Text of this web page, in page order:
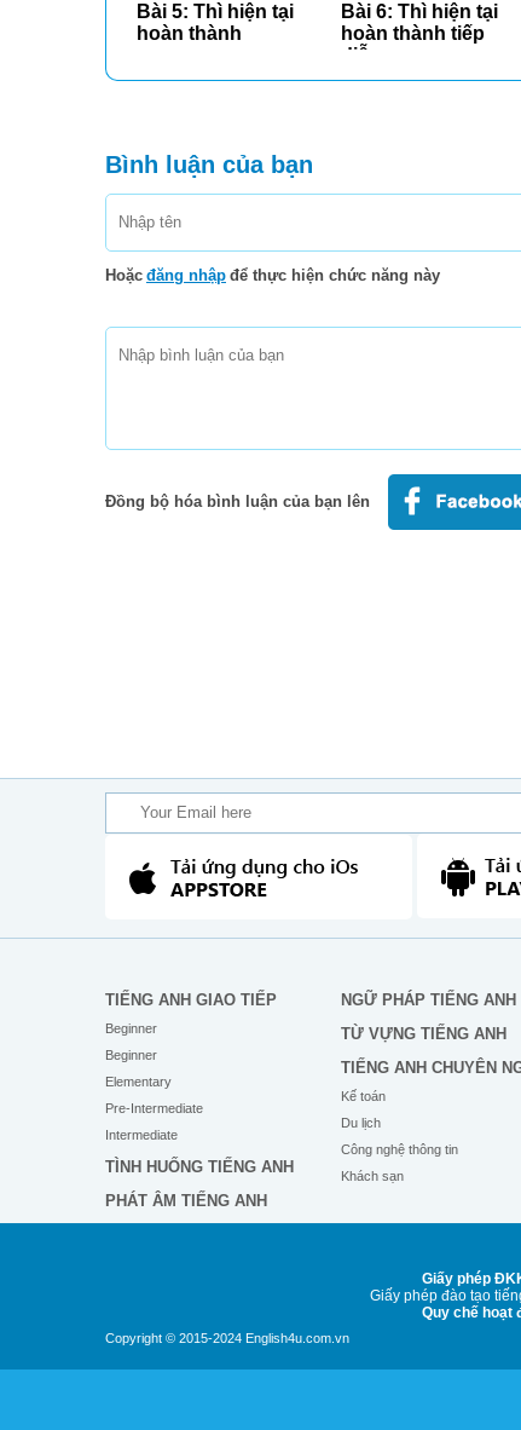
Bài 5: Thì hiện tại
hoàn thành
Bài 6: Thì hiện tại
hoàn thành tiếp
diễn...
Bình luận của bạn
Hoặc đăng nhập để thực hiện chức năng này
Đồng bộ hóa bình luận của bạn lên
TIẾNG ANH GIAO TIẾP
Beginner
Beginner
Elementary
Pre-Intermediate
Intermediate
TÌNH HUỐNG TIẾNG ANH
PHÁT ÂM TIẾNG ANH
NGỮ PHÁP TIẾNG ANH
TỪ VỰNG TIẾNG ANH
TIẾNG ANH CHUYÊN
Kế toán
Du lịch
Công nghệ thông tin
Khách sạn
Copyright © 2015-2024 English4u.com.vn
Giấy phép
Giấy phép đào tạo
Quy chế hoạt